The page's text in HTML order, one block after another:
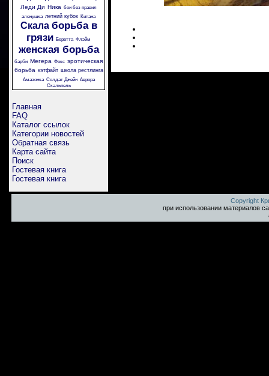
Леди Ди Ника бои без правил
аленушка летний кубок Китана
Скала борьба в
грязи Беретта Флэйм
женская борьба
барби Мегера Фокс эротическая
борьба кэтфайт школа рестлинга
Амазонка Солдат Джейн Аврора
Скальпель
Главная
FAQ
Каталог ссылок
Категории новостей
Обратная связь
Карта сайта
Поиск
Гостевая книга
Гостевая книга
Copyright
при использовании материалов